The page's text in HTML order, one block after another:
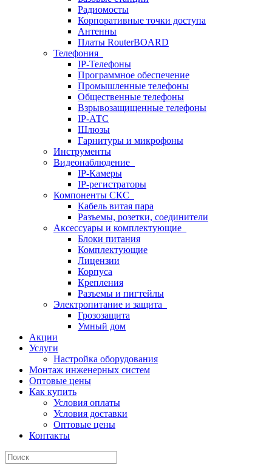
Радиомосты
Корпоративные точки доступа
Антенны
Платы RouterBOARD
Телефония
IP-Телефоны
Программное обеспечение
Промышленные телефоны
Общественные телефоны
Взрывозащищенные телефоны
IP-АТС
Шлюзы
Гарнитуры и микрофоны
Инструменты
Видеонаблюдение
IP-Камеры
IP-регистраторы
Компоненты СКС
Кабель витая пара
Разъемы, розетки, соединители
Аксессуары и комплектующие
Блоки питания
Комплектующие
Лицензии
Корпуса
Крепления
Разъемы и пигтейлы
Электропитание и защита
Грозозащита
Умный дом
Акции
Услуги
Настройка оборудования
Монтаж инженерных систем
Оптовые цены
Как купить
Условия оплаты
Условия доставки
Оптовые цены
Контакты